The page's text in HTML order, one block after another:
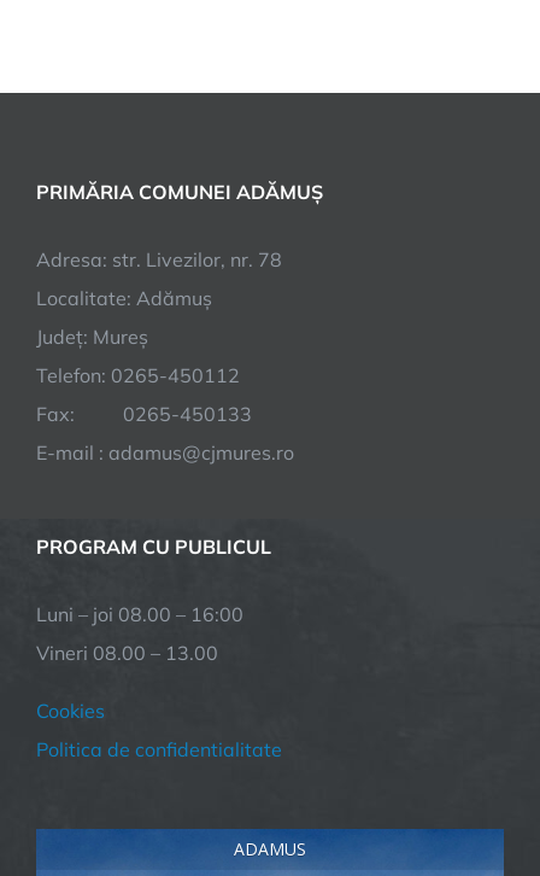
PRIMĂRIA COMUNEI ADĂMUȘ
Adresa: str. Livezilor, nr. 78
Localitate: Adămuș
Județ: Mureș
Telefon: 0265-450112
Fax: 0265-450133
E-mail : adamus@cjmures.ro
PROGRAM CU PUBLICUL
Luni – joi 08.00 – 16:00
Vineri 08.00 – 13.00
Cookies
Politica de confidentialitate
ADAMUS